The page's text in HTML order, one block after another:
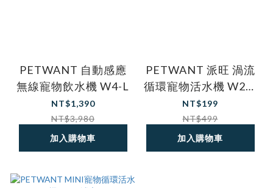
PETWANT 自動感應
無線寵物飲水機 W4-L
NT$1,390
NT$3,980
加入購物車
PETWANT 派旺 渦流
循環寵物活水機 W2全
系列專用濾心
NT$199
NT$499
加入購物車